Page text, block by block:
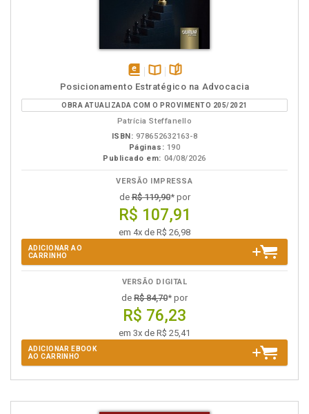
disponível
em
eBook
Disponível
na
B.V.
páginas
Posicionamento Estratégico na Advocacia
OBRA ATUALIZADA COM O PROVIMENTO 205/2021
Patrícia Steffanello
ISBN: 978652632163-8
Páginas: 190
Publicado em: 04/08/2026
VERSÃO IMPRESSA
deR$ 119,90* por
R$ 107,91
em 4x de R$ 26,98
ADICIONAR AO
CARRINHO
VERSÃO DIGITAL
de R$ 84,70* por
R$ 76,23
em 3x de R$ 25,41
ADICIONAR EBOOK
AO CARRINHO